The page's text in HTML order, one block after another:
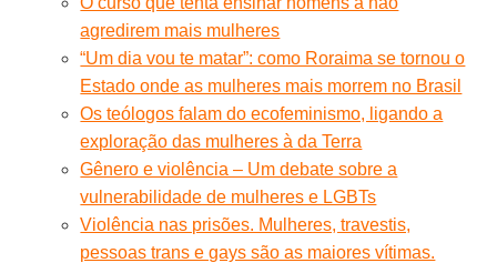
agredirem mais mulheres
“Um dia vou te matar”: como Roraima se tornou o
Estado onde as mulheres mais morrem no Brasil
Os teólogos falam do ecofeminismo, ligando a
exploração das mulheres à da Terra
Gênero e violência – Um debate sobre a
vulnerabilidade de mulheres e LGBTs
Violência nas prisões. Mulheres, travestis,
pessoas trans e gays são as maiores vítimas.